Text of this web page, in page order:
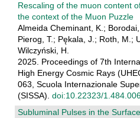
Rescaling of the muon content
the context of the Muon Puzzle
Almeida Cheminant, K.;
Pierog, T.; Pękala, J.; Roth, M.;
Wilczyński, H.
2025. Proceedings of 7th
High Energy Cosmic Rays
063, Scuola Internazionale
(SISSA). doi:10.22323/
Subluminal Pulses in the